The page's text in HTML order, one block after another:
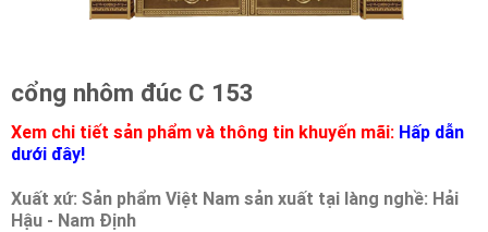
cổng nhôm đúc C 153
Xem chi tiết sản phẩm và thông tin khuyến mãi: Hấp dẫn
dưới đây!
Xuất xứ: Sản phẩm Việt Nam sản xuất tại làng nghề: Hải
Hậu - Nam Định